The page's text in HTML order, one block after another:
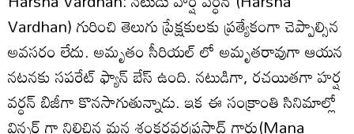
Vardhan) గురించి తెలుగు ప్రేక్షకులకు ప్రత్యేకంగా చెప్పాల్సిన
అవసరం లేదు. అమృతం సీరియల్ లో అమృతరావుగా ఆయన
నటనకు సపరేట్ ఫ్యాన్ బేస్ ఉంది. నటుడిగా, రచయితగా హర్ష
వర్ధన్ బిజీగా కొనసాగుతున్నాడు. ఇక ఈ సంక్రాంతి సినిమాల్లో
విన్నర్ గా నిలిచిన మన శంకరవరప్రసాద్ గారు(Mana